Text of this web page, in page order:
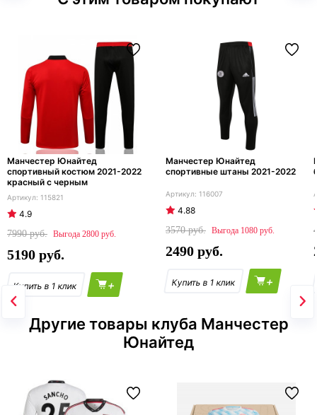
Манчестер Юнайтед
спортивный костюм 2021-2022
красный с черным
115821
4.9
7990
2800
5190
+
Манчестер Юнайтед
спортивные штаны 2021-2022
116007
4.88
3570
1080
2490
+
Другие товары клуба Манчестер
Юнайтед